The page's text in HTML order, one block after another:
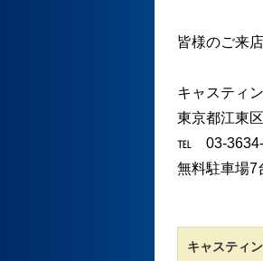
皆様のご来
キャスティ
東京都江東
℡ 03-3634-
無料駐車場7
キャスティ